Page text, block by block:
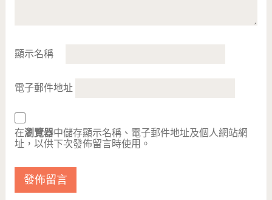
顯示名稱
電子郵件地址
在瀏覽器中儲存顯示名稱、電子郵件地址及個人網站網
址，以供下次發佈留言時使用。